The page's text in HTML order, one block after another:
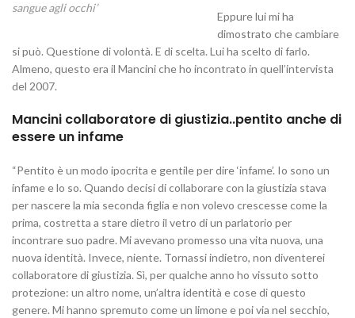
sangue agli occhi’
Eppure lui mi ha
dimostrato che cambiare
si può. Questione di volontà. E di scelta. Lui ha scelto di farlo.
Almeno, questo era il Mancini che ho incontrato in quell’intervista
del 2007.
Mancini collaboratore di giustizia..pentito anche di
essere un infame
“Pentito è un modo ipocrita e gentile per dire ‘infame’. Io sono un
infame e lo so. Quando decisi di collaborare con la giustizia stava
per nascere la mia seconda figlia e non volevo crescesse come la
prima, costretta a stare dietro il vetro di un parlatorio per
incontrare suo padre. Mi avevano promesso una vita nuova, una
nuova identità. Invece, niente. Tornassi indietro, non diventerei
collaboratore di giustizia. Sì, per qualche anno ho vissuto sotto
protezione: un altro nome, un’altra identità e cose di questo
genere. Mi hanno spremuto come un limone e poi via nel secchio,